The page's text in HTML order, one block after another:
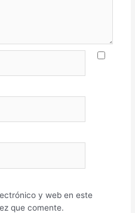
y web en este
que comente.